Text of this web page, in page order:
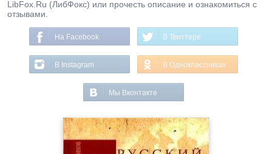
LibFox.Ru (ЛибФокс) или прочесть описание и ознакомиться с
отзывами.
На Facebook В Твиттере
В Instagram В Одноклассниках
Мы Вконтакте